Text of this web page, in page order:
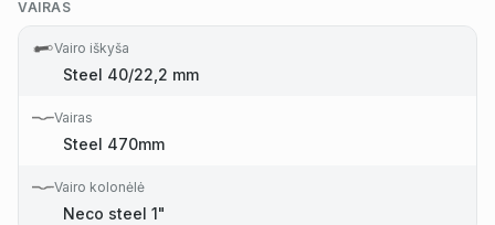
VAIRAS
Vairo iškyša
Steel 40/22,2 mm
Vairas
Steel 470mm
Vairo kolonėlė
Neco steel 1"